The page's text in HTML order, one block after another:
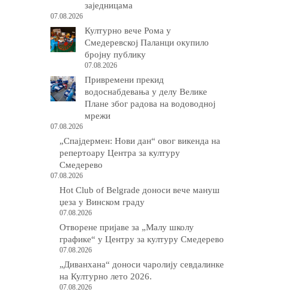
заједницама
07.08.2026
Културно вече Рома у
Смедеревској Паланци окупило
бројну публику
07.08.2026
Привремени прекид
водоснабдевања у делу Велике
Плане због радова на водоводној
мрежи
07.08.2026
„Спајдермен: Нови дан“ овог викенда на
репертоару Центра за културу
Смедерево
07.08.2026
Hot Club of Belgrade доноси вече мануш
џеза у Винском граду
07.08.2026
Отворене пријаве за „Малу школу
графике“ у Центру за културу Смедерево
07.08.2026
„Диванхана“ доноси чаролију севдалинке
на Културно лето 2026.
07.08.2026